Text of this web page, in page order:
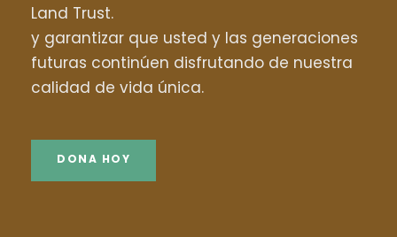
Land Trust.
y garantizar que usted y las generaciones
futuras continúen disfrutando de nuestra
calidad de vida única.
DONA HOY